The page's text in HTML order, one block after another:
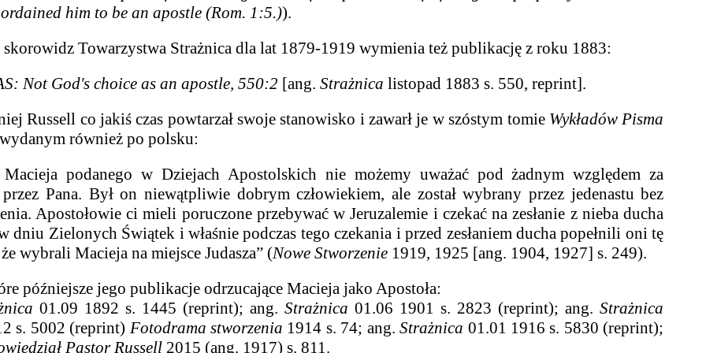
him to be an apostle (Rom. 1:5.)).
Towarzystwa Strażnica dla lat 1879-1919 wymienia też publikację z roku 1883:
Not God's choice as an apostle, 550:2 [ang. Strażnica listopad 1883 s. 550, reprint].
co jakiś czas powtarzał swoje stanowisko izawarł je w szóstym tomie Wykładów Pisma
również po polsku:
podanego w Dziejach Apostolskich nie możemy uważać pod żadnym względem za
Pana. Był on niewątpliwie dobrym człowiekiem, ale został wybrany przez jedenastu bez
Apostołowie ci mieli poruczone przebywać w Jeruzalemie i czekać na zesłanie z nieba ducha
dniu Zielonych Świątek i właśnie podczas tego czekania i przed zesłaniem ducha popełnili oni tę
wybrali Macieja na miejsce Judasza” (Nowe Stworzenie1919, 1925 [ang. 1904, 1927] s. 249).
późniejsze jego publikacje odrzucające Macieja jako Apostoła:
01.09 1892 s. 1445 (reprint); ang. Strażnica 01.06 1901 s. 2823 (reprint); ang.Strażnica
s. 5002 (reprint) Fotodrama stworzenia 1914 s. 74; ang.Strażnica 01.01 1916 s. 5830 (reprint);
Pastor Russell2015 (ang. 1917) s. 811.